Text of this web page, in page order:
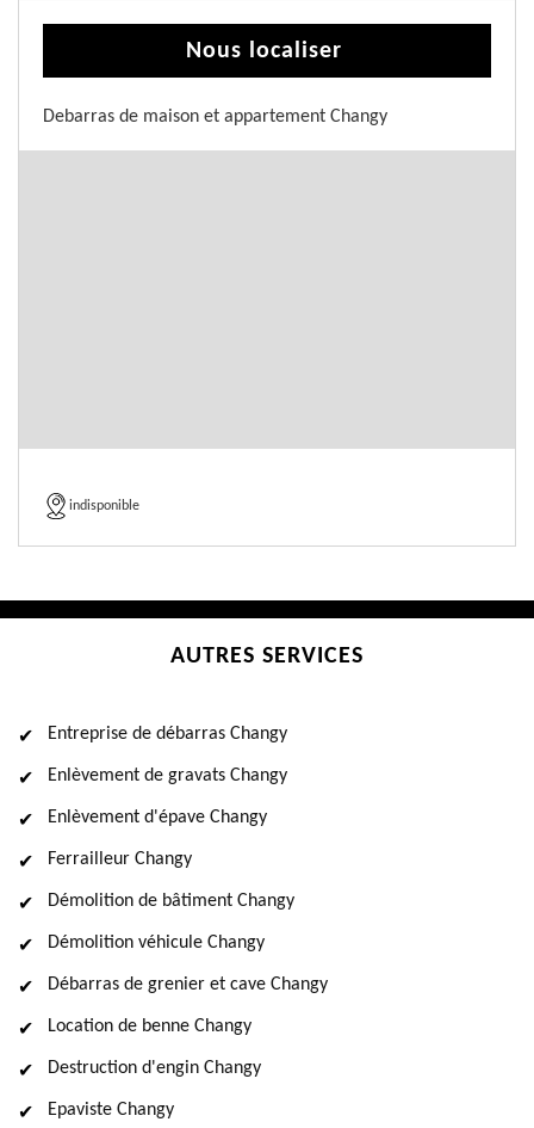
Nous localiser
Debarras de maison et appartement Changy
indisponible
AUTRES SERVICES
Entreprise de débarras Changy
Enlèvement de gravats Changy
Enlèvement d'épave Changy
Ferrailleur Changy
Démolition de bâtiment Changy
Démolition véhicule Changy
Débarras de grenier et cave Changy
Location de benne Changy
Destruction d'engin Changy
Epaviste Changy